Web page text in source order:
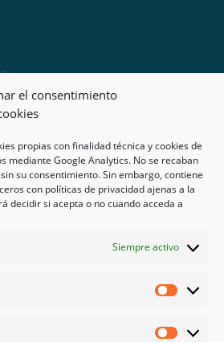
el consentimiento
propias con finalidad técnica y cookies de
mediante Google Analytics. No se recaban
su consentimiento. Sin embargo, contiene
con políticas de privacidad ajenas a la
decidir si acepta o no cuando acceda a
Siempre activo